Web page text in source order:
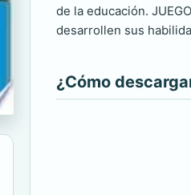
de la educación.
desarrollen sus
¿Cómo